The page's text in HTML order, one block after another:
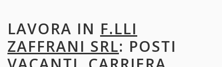
LAVORA IN F.LLI
ZAFFRANI SRL: POSTI